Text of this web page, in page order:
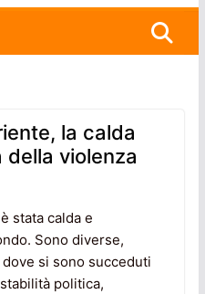
la calda
della violenza
stata calda e
Sono diverse,
si sono succeduti
politica,